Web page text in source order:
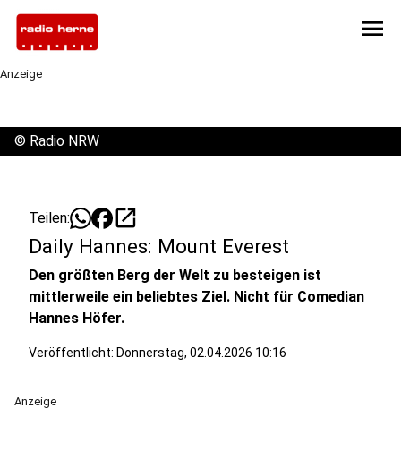
menu
Anzeige
© Radio NRW
Teilen: open_in_new
Daily Hannes: Mount Everest
Den größten Berg der Welt zu besteigen ist
mittlerweile ein beliebtes Ziel. Nicht für Comedian
Hannes Höfer.
Veröffentlicht: Donnerstag, 02.04.2026 10:16
Anzeige